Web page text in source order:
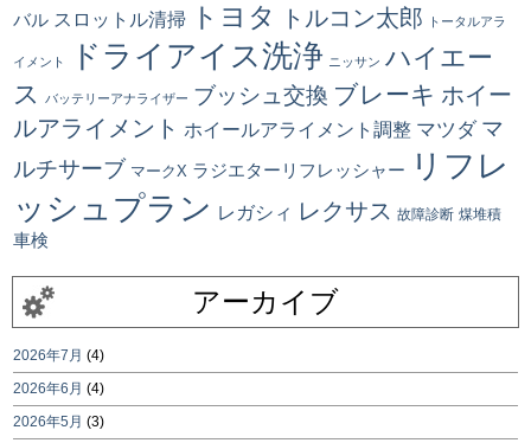
バル スロットル清掃 トヨタ トルコン太郎 トータルアラ
イメント ドライアイス洗浄 ニッサン ハイエー
ス
バッテリーアナライザー ブッシュ交換 ブレーキ ホイー
ルアライメント ホイールアライメント調整 マツダ マ
ルチサーブ マークX ラジエターリフレッシャー
リフレ
ッシュプラン レガシィ レクサス 故障診断 煤堆積
車検
アーカイブ
2026年7月 (4)
2026年6月 (4)
2026年5月 (3)